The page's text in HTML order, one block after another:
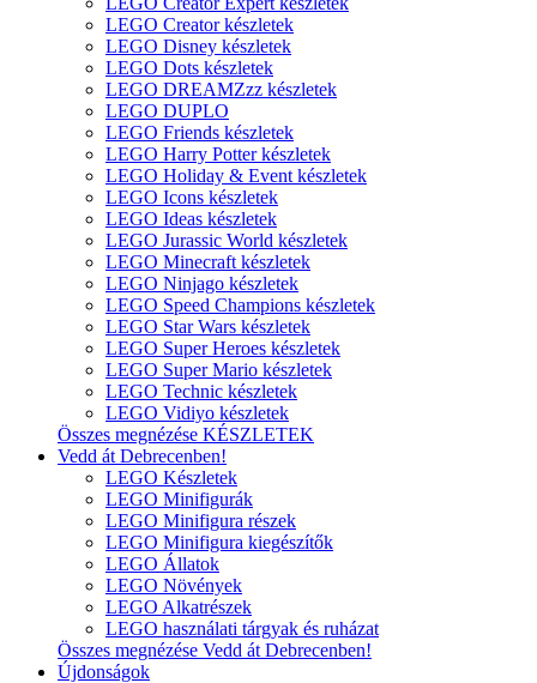
LEGO Creator készletek
LEGO Disney készletek
LEGO Dots készletek
LEGO DREAMZzz készletek
LEGO DUPLO
LEGO Friends készletek
LEGO Harry Potter készletek
LEGO Holiday & Event készletek
LEGO Icons készletek
LEGO Ideas készletek
LEGO Jurassic World készletek
LEGO Minecraft készletek
LEGO Ninjago készletek
LEGO Speed Champions készletek
LEGO Star Wars készletek
LEGO Super Heroes készletek
LEGO Super Mario készletek
LEGO Technic készletek
LEGO Vidiyo készletek
Összes megnézése KÉSZLETEK
Vedd át Debrecenben!
LEGO Készletek
LEGO Minifigurák
LEGO Minifigura részek
LEGO Minifigura kiegészítők
LEGO Állatok
LEGO Növények
LEGO Alkatrészek
LEGO használati tárgyak és ruházat
Összes megnézése Vedd át Debrecenben!
Újdonságok